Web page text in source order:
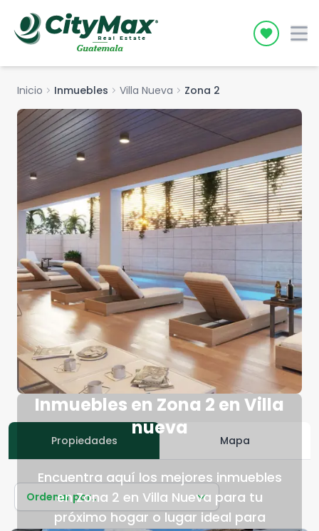
Icon
Inicio chevron_right Inmuebles chevron_right Villa Nueva chevron_right Zona 2
Inmuebles en Zona 2 en Villa
nueva
Encuentra aquí los mejores inmuebles
en Zona 2 en Villa Nueva para tu
próximo hogar o lugar ideal para
Propiedades Mapa
Ordenar por...